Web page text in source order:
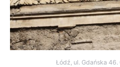
Łódź, ul. Gdańska